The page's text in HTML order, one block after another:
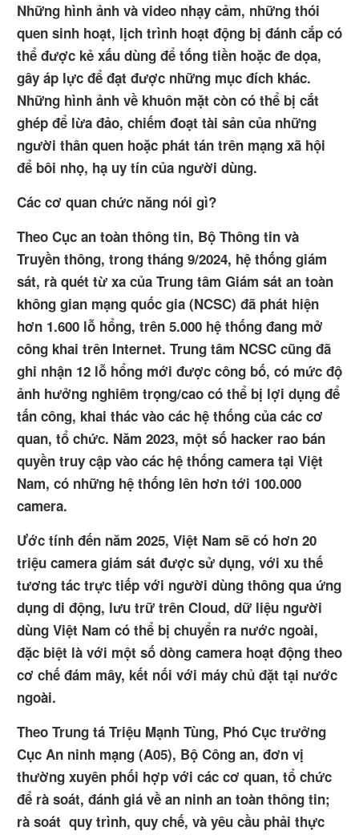
Những hình ảnh và video nhạy cảm, những thói
quen sinh hoạt, lịch trình hoạt động bị đánh cắp có
thể được kẻ xấu dùng để tống tiền hoặc đe dọa,
gây áp lực để đạt được những mục đích khác.
Những hình ảnh về khuôn mặt còn có thể bị cắt
ghép để lừa đảo, chiếm đoạt tài sản của những
người thân quen hoặc phát tán trên mạng xã hội
để bôi nhọ, hạ uy tín của người dùng.
Các cơ quan chức năng nói gì?
Theo Cục an toàn thông tin, Bộ Thông tin và
Truyền thông, trong tháng 9/2024, hệ thống giám
sát, rà quét từ xa của Trung tâm Giám sát an toàn
không gian mạng quốc gia (NCSC) đã phát hiện
hơn 1.600 lỗ hổng, trên 5.000 hệ thống đang mở
công khai trên Internet. Trung tâm NCSC cũng đã
ghi nhận 12 lỗ hổng mới được công bố, có mức độ
ảnh hưởng nghiêm trọng/cao có thể bị lợi dụng để
tấn công, khai thác vào các hệ thống của các cơ
quan, tổ chức. Năm 2023, một số hacker rao bán
quyền truy cập vào các hệ thống camera tại Việt
Nam, có những hệ thống lên hơn tới 100.000
camera.
Ước tính đến năm 2025, Việt Nam sẽ có hơn 20
triệu camera giám sát được sử dụng, với xu thế
tương tác trực tiếp với người dùng thông qua ứng
dụng di động, lưu trữ trên Cloud, dữ liệu người
dùng Việt Nam có thể bị chuyển ra nước ngoài,
đặc biệt là với một số dòng camera hoạt động theo
cơ chế đám mây, kết nối với máy chủ đặt tại nước
ngoài.
Theo Trung tá Triệu Mạnh Tùng, Phó Cục trưởng
Cục An ninh mạng (A05), Bộ Công an, đơn vị
thường xuyên phối hợp với các cơ quan, tổ chức
để rà soát, đánh giá về an ninh an toàn thông tin;
rà soát quy trình, quy chế, và yêu cầu phải thực